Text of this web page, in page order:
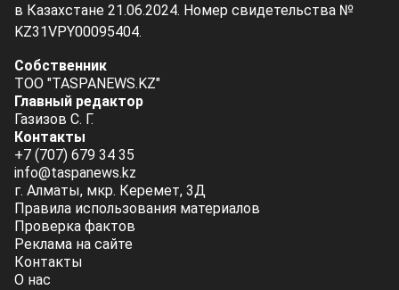
в Казахстане 21.06.2024. Номер свидетельства №
KZ31VPY00095404.
Собственник
ТОО "TASPANEWS.KZ"
Главный редактор
Газизов С. Г.
Контакты
+7 (707) 679 34 35
info@taspanews.kz
г. Алматы, мкр. Керемет, 3Д
Правила использования материалов
Проверка фактов
Реклама на сайте
Контакты
О нас